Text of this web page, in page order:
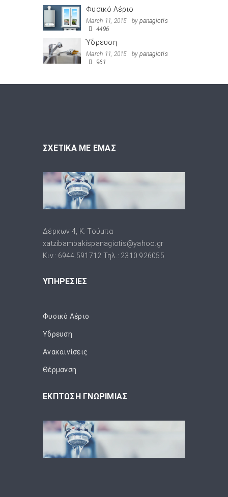
Φυσικό Αέριο
March 11, 2015 bypanagiotis
4496
Ύδρευση
March 11, 2015 bypanagiotis
961
ΣΧΕΤΙΚΑ ΜΕ ΕΜΑΣ
Δέρκων 4, Κ. Τούμπα
xatzibambakispanagiotis@yahoo.gr
Κιν.: 6944.591712 Τηλ.: 2310.926055
ΥΠΗΡΕΣΙΕΣ
Φυσικό Αέριο
Ύδρευση
Ανακαινίσεις
Θέρμανση
ΕΚΠΤΩΣΗ ΓΝΩΡΙΜΙΑΣ